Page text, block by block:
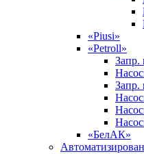
«Piusi»
«Petroll»
Запр.
Запр.
«БелАК»